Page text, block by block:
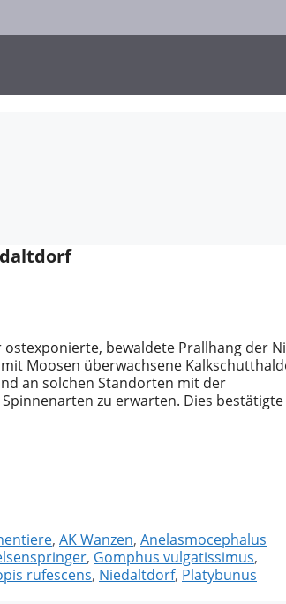
bewaldete Prallhang der
Moosen überwachsene
an solchen Standorten mit der
zu erwarten. Dies bestätigte
, AK Wanzen, Anelasmocephalus
, Gomphus vulgatissimus,
rufescens, Niedaltdorf, Platybunus